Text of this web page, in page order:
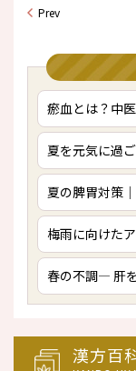
Prev
瘀血とは？中
夏を元気に過
夏の脾胃対策
梅雨に向けた
春の不調― 肝
漢方百